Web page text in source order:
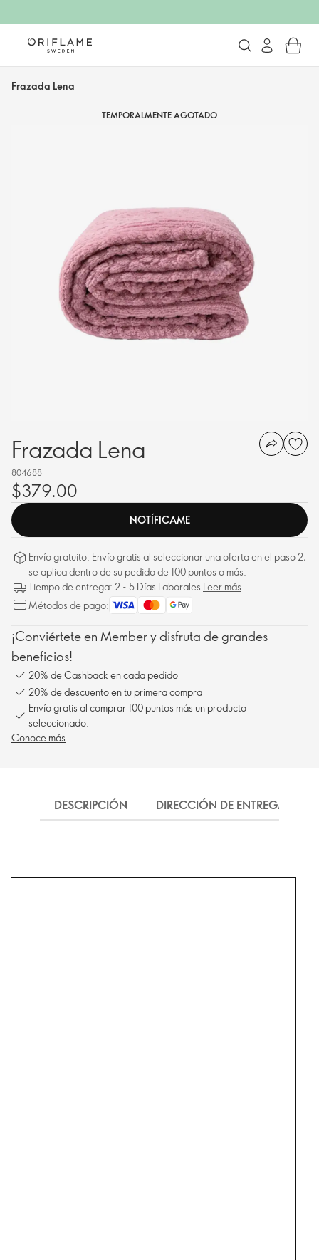
Frazada Lena
TEMPORALMENTE AGOTADO
Frazada Lena
804688
$379.00
NOTÍFICAME
Envío gratuito: Envío gratis al seleccionar una oferta en el paso 2,
se aplica dentro de su pedido de 100 puntos o más.
Tiempo de entrega: 2 - 5 Días Laborales Leer más
Métodos de pago:
¡Conviértete en Member y disfruta de grandes
beneficios!
20% de Cashback en cada pedido
20% de descuento en tu primera compra
Envío gratis al comprar 100 puntos más un producto
seleccionado.
Conoce más
DESCRIPCIÓN DIRECCIÓN DE ENTREGA